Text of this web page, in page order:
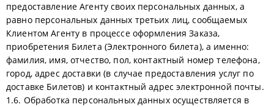
предоставление Агенту своих персональных данных, а
равно персональных данных третьих лиц, сообщаемых
Клиентом Агенту в процессе оформления Заказа,
приобретения Билета (Электронного билета), а именно:
фамилия, имя, отчество, пол, контактный номер телефона,
город, адрес доставки (в случае предоставления услуг по
доставке Билетов) и контактный адрес электронной почты.
1.6. Обработка персональных данных осуществляется в